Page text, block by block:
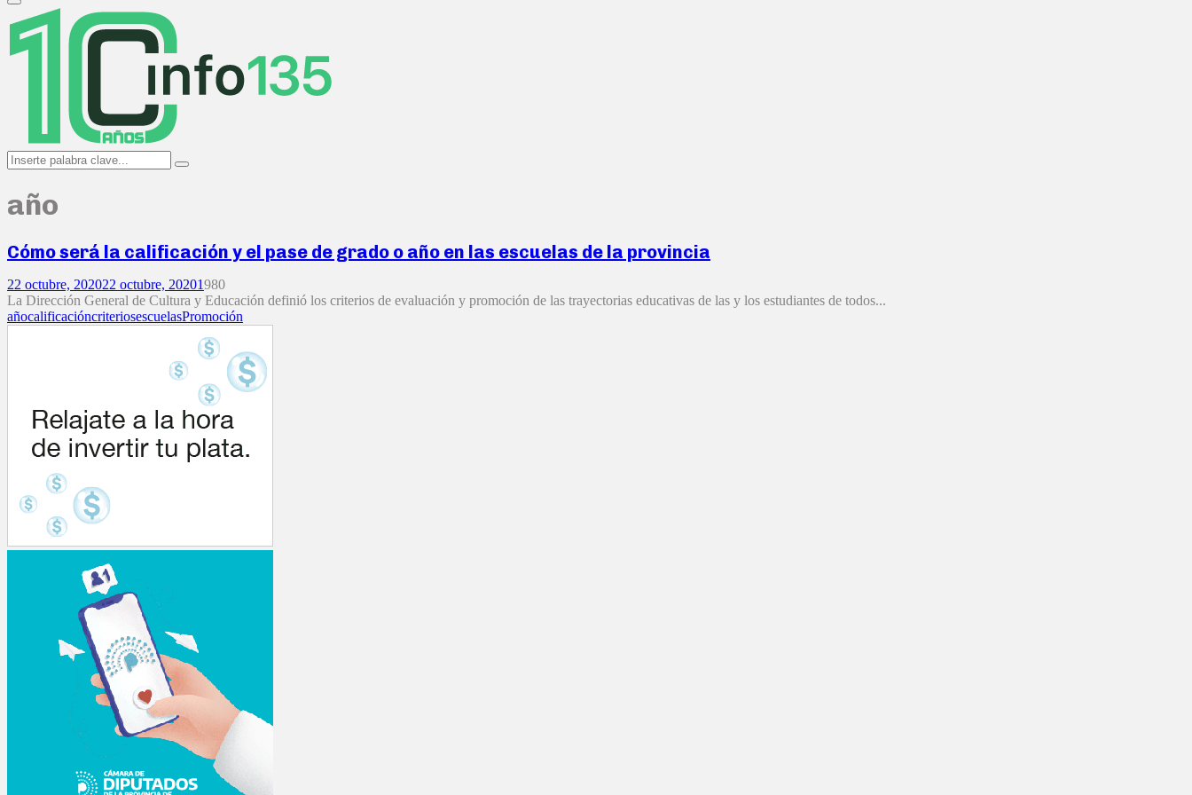
Primary
Menu
Search
for:
Search
año
Cómo será la calificación y el pase de grado o año en las escuelas de la provincia
22 octubre, 202022 octubre, 20201980
La Dirección General de Cultura y Educación definió los criterios de evaluación y promoción de las trayectorias educativas de las y los estudiantes de todos...
añocalificacióncriteriosescuelasPromoción